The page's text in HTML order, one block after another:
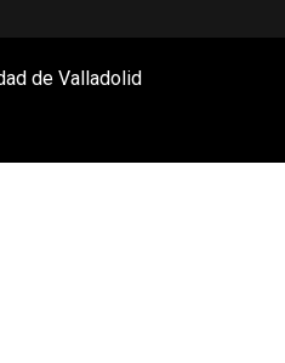
de Valladolid